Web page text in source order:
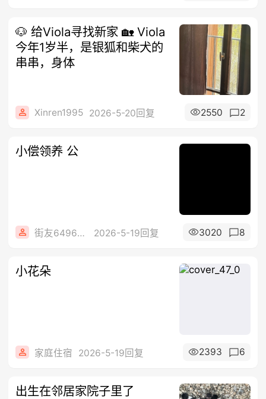
🐶 给Viola寻找新家 🏡 Viola
今年1岁半，是银狐和柴犬的
串串，身体
Xinren1995 2026-5-20回复 2550 2
小偿领养 公
街友64965225 2026-5-19回复 3020 8
小花朵
家庭住宿 2026-5-19回复 2393 6
出生在邻居家院子里了